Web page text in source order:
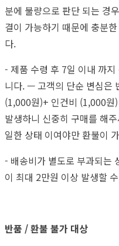
분에 불량으로 판단 되는 경
결이 가능하기 때문에 충분
다.
- 제품 수령 후 7일 이내 까
니다. — 고객의 단순 변심은
(1,000원)+ 인건비 (1,000원
발생하니 신중히 구매를 해
일한 상태 이여야만 환불이
- 배송비가 별도로 부과되는
이 최대 2만원 이상 발생할
반품 / 환불 불가 대상